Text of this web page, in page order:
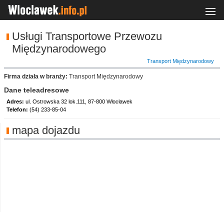
Usługi Transportowe Przewozu
Międzynarodowego
Transport Międzynarodowy
Firma działa w branży: Transport Międzynarodowy
Dane teleadresowe
Adres: ul. Ostrowska 32 lok.111, 87-800 Włocławek
Telefon: (54) 233-85-04
mapa dojazdu